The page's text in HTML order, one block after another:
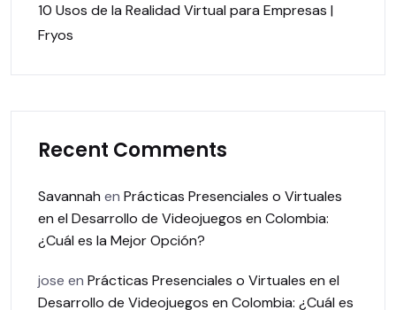
10 Usos de la Realidad Virtual para Empresas |
Fryos
Recent Comments
Savannah en Prácticas Presenciales o Virtuales
en el Desarrollo de Videojuegos en Colombia:
¿Cuál es la Mejor Opción?
jose en Prácticas Presenciales o Virtuales en el
Desarrollo de Videojuegos en Colombia: ¿Cuál es